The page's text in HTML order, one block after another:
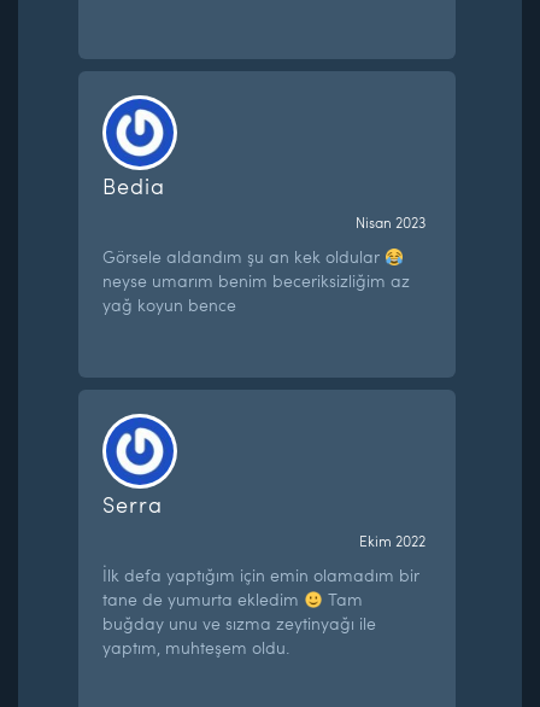
Bedia
Nisan 2023
Görsele aldandım şu an kek oldular
neyse umarım benim beceriksizliğim az
yağ koyun bence
Serra
Ekim 2022
İlk defa yaptığım için emin olamadım bir
tane de yumurta ekledim
Tam
buğday unu ve sızma zeytinyağı ile
yaptım, muhteşem oldu.